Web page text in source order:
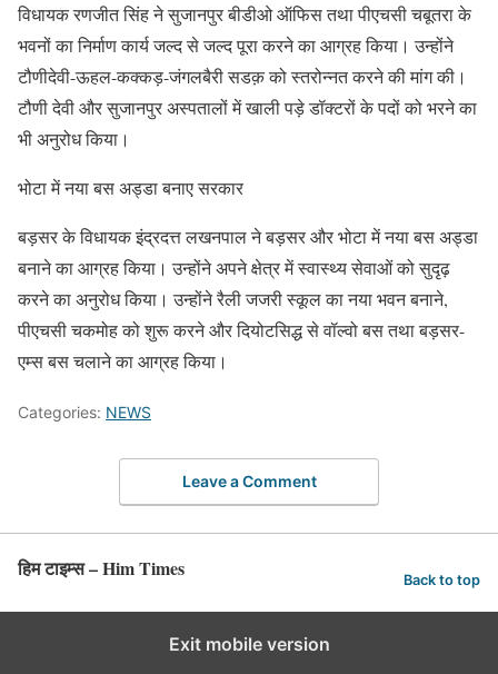
विधायक रणजीत सिंह ने सुजानपुर बीडीओ ऑफिस तथा पीएचसी चबूतरा के
भवनों का निर्माण कार्य जल्द से जल्द पूरा करने का आग्रह किया। उन्होंने
टौणीदेवी-ऊहल-कक्कड़-जंगलबैरी सडक़ को स्तरोन्नत करने की मांग की।
टौणी देवी और सुजानपुर अस्पतालों में खाली पड़े डॉक्टरों के पदों को भरने का
भी अनुरोध किया।
भोटा में नया बस अड्डा बनाए सरकार
बड़सर के विधायक इंद्रदत्त लखनपाल ने बड़सर और भोटा में नया बस अड्डा
बनाने का आग्रह किया। उन्होंने अपने क्षेत्र में स्वास्थ्य सेवाओं को सुदृढ़
करने का अनुरोध किया। उन्होंने रैली जजरी स्कूल का नया भवन बनाने,
पीएचसी चकमोह को शुरू करने और दियोटसिद्ध से वॉल्वो बस तथा बड़सर-
एम्स बस चलाने का आग्रह किया।
Categories: NEWS
Leave a Comment
हिम टाइम्स – Him Times Back to top
Exit mobile version